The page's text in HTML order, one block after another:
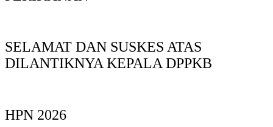
SELAMAT DAN SUSKES ATAS
DILANTIKNYA KEPALA DPPKB
HPN 2026